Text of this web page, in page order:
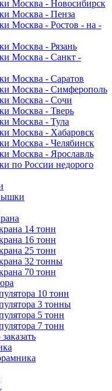
Москва - Новосибирск
Москва - Пенза
Москва - Ростов - на -
Москва - Рязань
Москва - Санкт -
Москва - Саратов
Москва - Симферополь
Москва - Сочи
Москва - Тверь
Москва - Тула
Москва - Хабаровск
Москва - Челябинск
Москва - Ярославль
по России недорого
14 тонн
16 тонн
25 тонн
32 тонны
70 тонн
10 тонн
3 тонны
5 тонн
7 тонн